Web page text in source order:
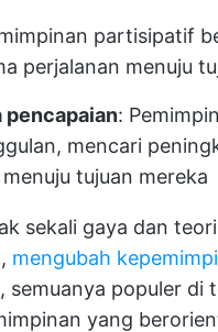
partisipatif
perjalanan menuju
pencapaian:
mencari
tujuan mereka
sekali gaya dan
, mengubah
semuanya populer di
yang